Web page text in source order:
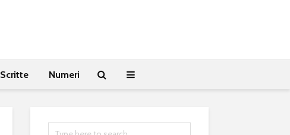
Scritte Numeri